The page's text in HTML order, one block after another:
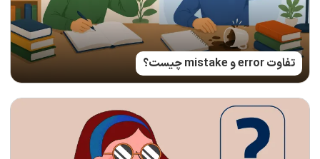
تفاوت error و mistake چیست؟